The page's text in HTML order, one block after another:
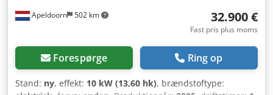
Apeldoorn 502 km 32.900 €
Fast pris plus moms
Forespørge Ring op
Stand: ny, effekt: 10 kW (13,60 hk), brændstoftype: